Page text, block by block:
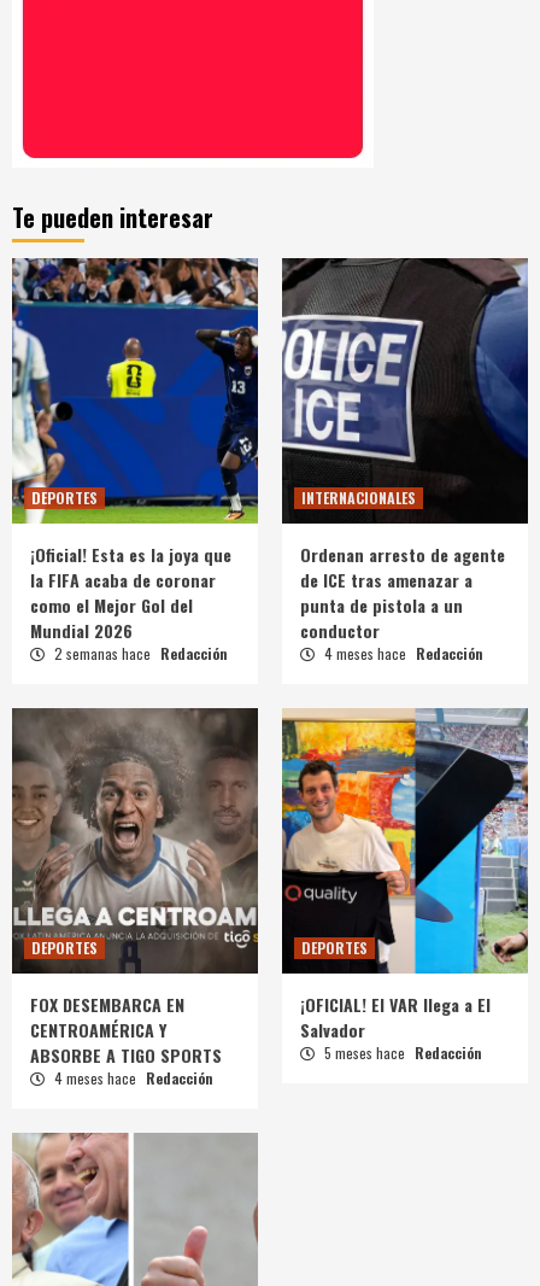
Te pueden interesar
DEPORTES
¡Oficial! Esta es la joya que
la FIFA acaba de coronar
como el Mejor Gol del
Mundial 2026
2 semanas hace Redacción
INTERNACIONALES
Ordenan arresto de agente
de ICE tras amenazar a
punta de pistola a un
conductor
4 meses hace Redacción
DEPORTES
FOX DESEMBARCA EN
CENTROAMÉRICA Y
ABSORBE A TIGO SPORTS
4 meses hace Redacción
DEPORTES
¡OFICIAL! El VAR llega a El
Salvador
5 meses hace Redacción